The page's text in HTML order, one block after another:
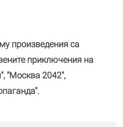
произведения са
приключения на
"Москва 2042",